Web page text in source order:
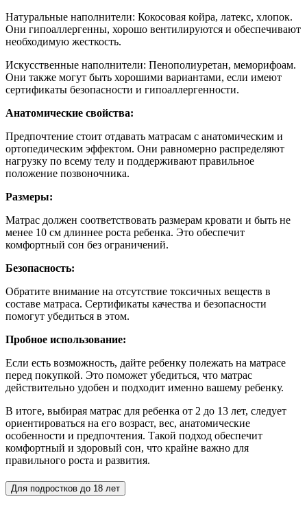
Натуральные наполнители: Кокосовая койра, латекс, хлопок.
Они гипоаллергенны, хорошо вентилируются и обеспечивают
необходимую жесткость.
Искусственные наполнители: Пенополиуретан, меморифоам.
Они также могут быть хорошими вариантами, если имеют
сертификаты безопасности и гипоаллергенности.
Анатомические свойства:
Предпочтение стоит отдавать матрасам с анатомическим и
ортопедическим эффектом. Они равномерно распределяют
нагрузку по всему телу и поддерживают правильное
положение позвоночника.
Размеры:
Матрас должен соответствовать размерам кровати и быть не
менее 10 см длиннее роста ребенка. Это обеспечит
комфортный сон без ограничений.
Безопасность:
Обратите внимание на отсутствие токсичных веществ в
составе матраса. Сертификаты качества и безопасности
помогут убедиться в этом.
Пробное использование:
Если есть возможность, дайте ребенку полежать на матрасе
перед покупкой. Это поможет убедиться, что матрас
действительно удобен и подходит именно вашему ребенку.
В итоге, выбирая матрас для ребенка от 2 до 13 лет, следует
ориентироваться на его возраст, вес, анатомические
особенности и предпочтения. Такой подход обеспечит
комфортный и здоровый сон, что крайне важно для
правильного роста и развития.
Для подростков до 18 лет